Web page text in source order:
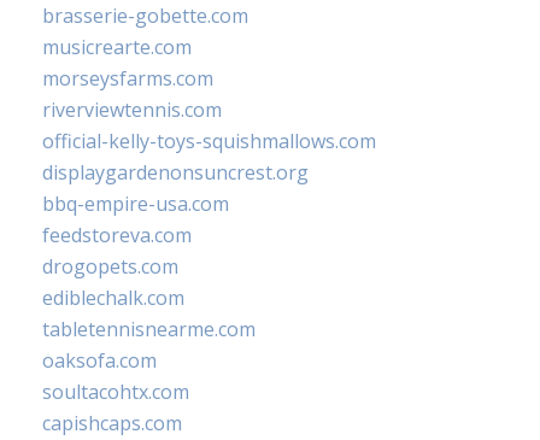
brasserie-gobette.com
musicrearte.com
morseysfarms.com
riverviewtennis.com
official-kelly-toys-squishmallows.com
displaygardenonsuncrest.org
bbq-empire-usa.com
feedstoreva.com
drogopets.com
ediblechalk.com
tabletennisnearme.com
oaksofa.com
soultacohtx.com
capishcaps.com